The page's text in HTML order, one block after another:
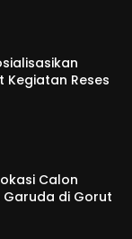
Kegiatan Reses
Calon
Garuda di Gorut